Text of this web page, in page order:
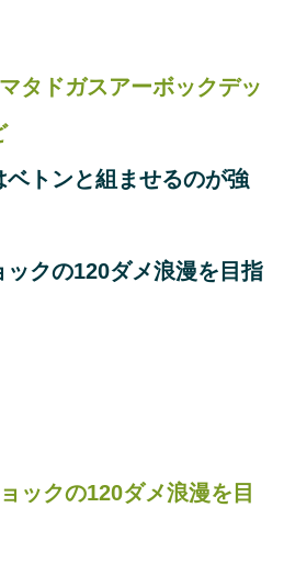
タドガスアーボックデッ
トンと組ませるのが強
クの120ダメ浪漫を目指
ックの120ダメ浪漫を目